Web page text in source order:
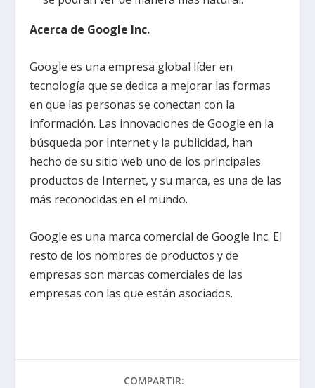
Acerca de Google Inc.
Google es una empresa global líder en
tecnología que se dedica a mejorar las formas
en que las personas se conectan con la
información. Las innovaciones de Google en la
búsqueda por Internet y la publicidad, han
hecho de su sitio web uno de los principales
productos de Internet, y su marca, es una de las
más reconocidas en el mundo.
Google es una marca comercial de Google Inc. El
resto de los nombres de productos y de
empresas son marcas comerciales de las
empresas con las que están asociados.
COMPARTIR: